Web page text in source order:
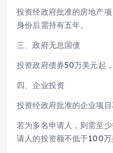
投资经政府批准的房地产
身份后需持有五年。
三、政府无息国债
投资政府债券50万美元起
四、企业投资
投资经政府批准的企业项目
若为多名申请人，则需至
请人的投资额不低于100万